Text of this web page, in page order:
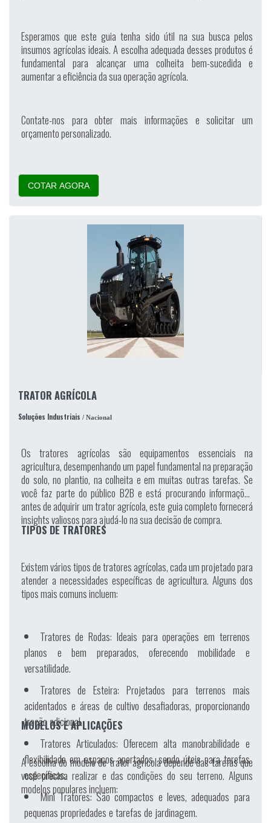
Esperamos que este guia tenha sido útil na sua busca pelos
insumos agrícolas ideais. A escolha adequada desses produtos é
fundamental para alcançar uma colheita bem-sucedida e
aumentar a eficiência da sua operação agrícola.
Contate-nos para obter mais informações e solicitar um
orçamento personalizado.
COTAR AGORA
TRATOR AGRÍCOLA
Soluções Industriais / Nacional
Os tratores agrícolas são equipamentos essenciais na
agricultura, desempenhando um papel fundamental na preparação
do solo, no plantio, na colheita e em muitas outras tarefas. Se
você faz parte do público B2B e está procurando informações
antes de adquirir um trator agrícola, este guia completo fornecerá
insights valiosos para ajudá-lo na sua decisão de compra.
TIPOS DE TRATORES
Existem vários tipos de tratores agrícolas, cada um projetado para
atender a necessidades específicas de agricultura. Alguns dos
tipos mais comuns incluem:
Tratores de Rodas: Ideais para operações em terrenos
planos e bem preparados, oferecendo mobilidade e
versatilidade.
Tratores de Esteira: Projetados para terrenos mais
acidentados e áreas de cultivo desafiadoras, proporcionando
tração adicional.
Tratores Articulados: Oferecem alta manobrabilidade e
flexibilidade em espaços apertados, sendo úteis para tarefas
específicas.
Mini Tratores:São compactos e leves, adequados para
pequenas propriedades e tarefas de jardinagem.
MODELOS E APLICAÇÕES
A escolha do modelo de trator agrícola depende das tarefas que
você precisa realizar e das condições do seu terreno. Alguns
modelos populares incluem: